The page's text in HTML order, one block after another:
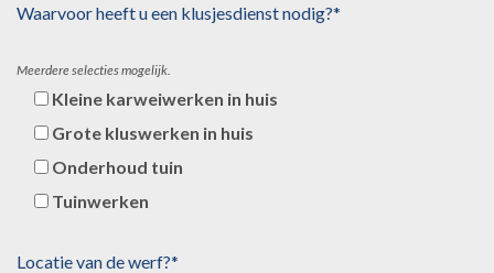
Waarvoor heeft u een klusjesdienst nodig?*
Meerdere selecties mogelijk.
Kleine karweiwerken in huis
Grote kluswerken in huis
Onderhoud tuin
Tuinwerken
Locatie van de werf?*